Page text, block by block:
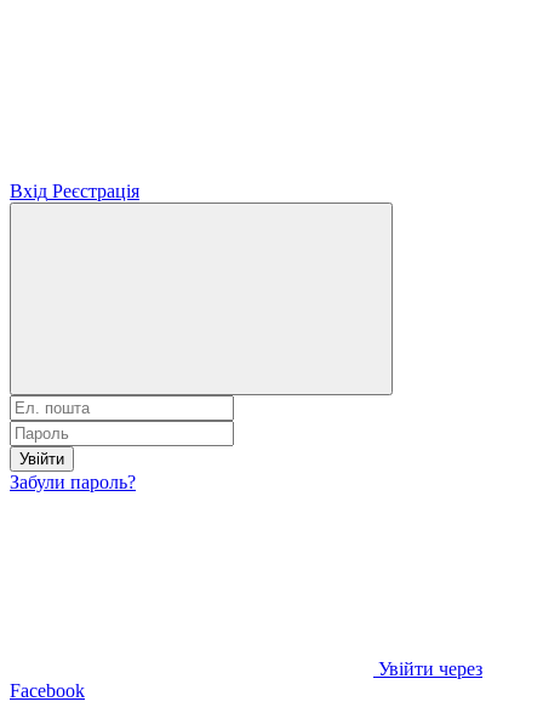
Вхід Реєстрація
Увійти
Забули пароль?
Увійти через
Facebook